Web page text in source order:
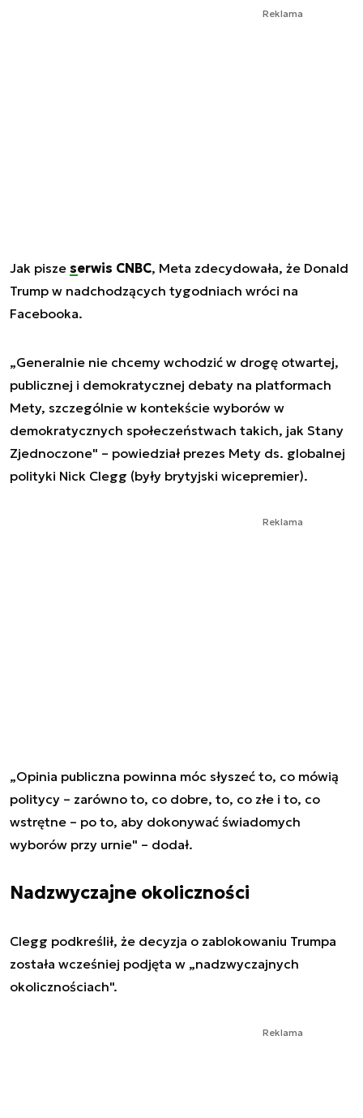
Reklama
Jak pisze serwis CNBC, Meta zdecydowała, że Donald
Trump w nadchodzących tygodniach wróci na
Facebooka.
„Generalnie nie chcemy wchodzić w drogę otwartej,
publicznej i demokratycznej debaty na platformach
Mety, szczególnie w kontekście wyborów w
demokratycznych społeczeństwach takich, jak Stany
Zjednoczone" – powiedział prezes Mety ds. globalnej
polityki Nick Clegg (były brytyjski wicepremier).
Reklama
„Opinia publiczna powinna móc słyszeć to, co mówią
politycy – zarówno to, co dobre, to, co złe i to, co
wstrętne – po to, aby dokonywać świadomych
wyborów przy urnie" – dodał.
Nadzwyczajne okoliczności
Clegg podkreślił, że decyzja o zablokowaniu Trumpa
została wcześniej podjęta w „nadzwyczajnych
okolicznościach".
Reklama